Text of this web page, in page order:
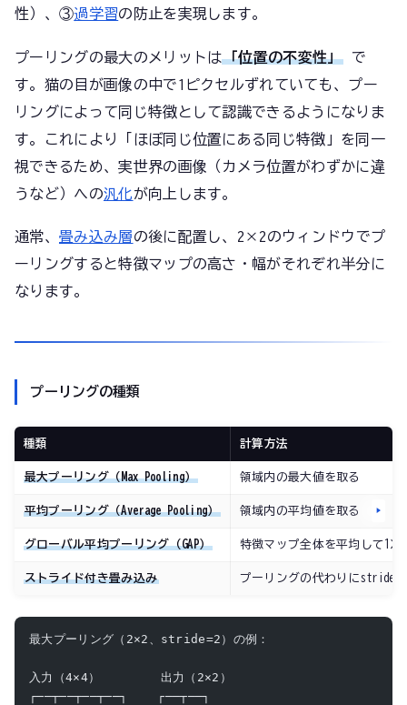
性）、③過学習の防止を実現します。
プーリングの最大のメリットは「位置の不変性」 で
す。猫の目が画像の中で1ピクセルずれていても、プー
リングによって同じ特徴として認識できるようになりま
す。これにより「ほぼ同じ位置にある同じ特徴」を同一
視できるため、実世界の画像（カメラ位置がわずかに違
うなど）への汎化が向上します。
通常、 畳み込み層の後に配置し、2×2のウィンドウでプ
ーリングすると特徴マップの高さ・幅がそれぞれ半分に
なります。
プーリングの種類
種類 計算方法
最大プーリング（Max Pooling） 領域内の最大値を取る
平均プーリング（Average Pooling） 領域内の平均値を取る
グローバル平均プーリング（GAP） 特徴マップ全体を平均して1次
ストライド付き畳み込み プーリングの代わりにstride
最大プーリング（2×2、stride=2）の例：
入力（4×4）        出力（2×2）
┌──┬──┬──┬──┐    ┌──┬──┐